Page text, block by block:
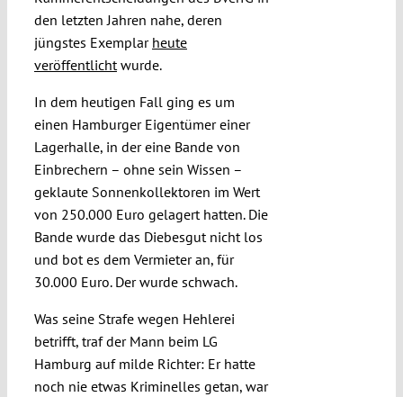
den letzten Jahren nahe, deren
jüngstes Exemplar heute
veröffentlichtwurde.
In dem heutigen Fall ging es um
einen Hamburger Eigentümer einer
Lagerhalle, in der eine Bande von
Einbrechern – ohne sein Wissen –
geklaute Sonnenkollektoren im Wert
von 250.000 Euro gelagert hatten. Die
Bande wurde das Diebesgut nicht los
und bot es dem Vermieter an, für
30.000 Euro. Der wurde schwach.
Was seine Strafe wegen Hehlerei
betrifft, traf der Mann beim LG
Hamburg auf milde Richter: Er hatte
noch nie etwas Kriminelles getan, war